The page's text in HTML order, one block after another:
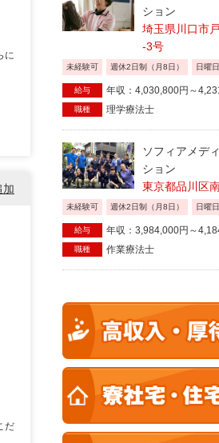
に
加
だ
ション
埼玉県川口市
-3号
未経験可 週休2日制（月8日） 日曜
給与 年収：4,030,800円～
職種 理学療法士
ソフィアメデ
ション
東京都品川区
未経験可 週休2日制（月8日） 日曜
給与 年収：3,984,000円～
職種 作業療法士